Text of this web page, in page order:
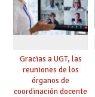
de adjudicación
Gracias a UGT, las
reuniones de los
órganos de
coordinación docente